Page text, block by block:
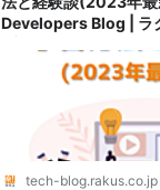
Developers Blog | ラ
tech-blog.rakus.co.jp